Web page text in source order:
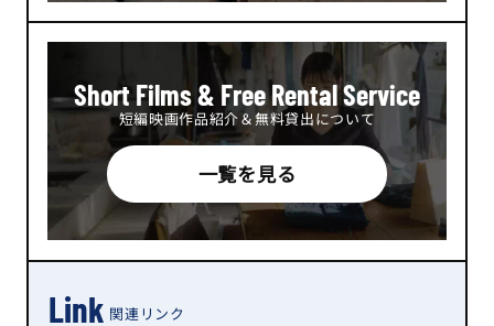
Short Films & Free Rental Service
短編映画作品紹介＆無料貸出について
一覧を見る
Link 関連リンク